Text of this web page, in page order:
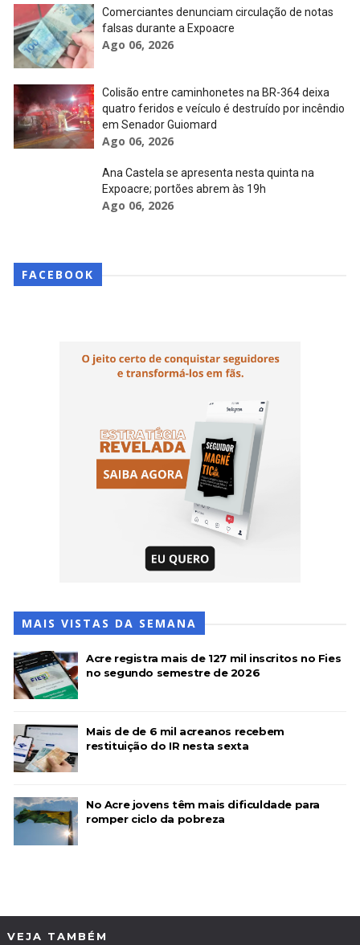
Comerciantes denunciam circulação de notas
falsas durante a Expoacre
Ago 06, 2026
Colisão entre caminhonetes na BR-364 deixa
quatro feridos e veículo é destruído por incêndio
em Senador Guiomard
Ago 06, 2026
Ana Castela se apresenta nesta quinta na
Expoacre; portões abrem às 19h
Ago 06, 2026
FACEBOOK
MAIS VISTAS DA SEMANA
Acre registra mais de 127 mil inscritos no Fies
no segundo semestre de 2026
Mais de de 6 mil acreanos recebem
restituição do IR nesta sexta
No Acre jovens têm mais dificuldade para
romper ciclo da pobreza
VEJA TAMBÉM